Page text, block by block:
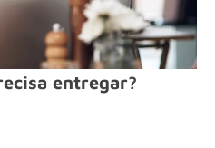
entregar?